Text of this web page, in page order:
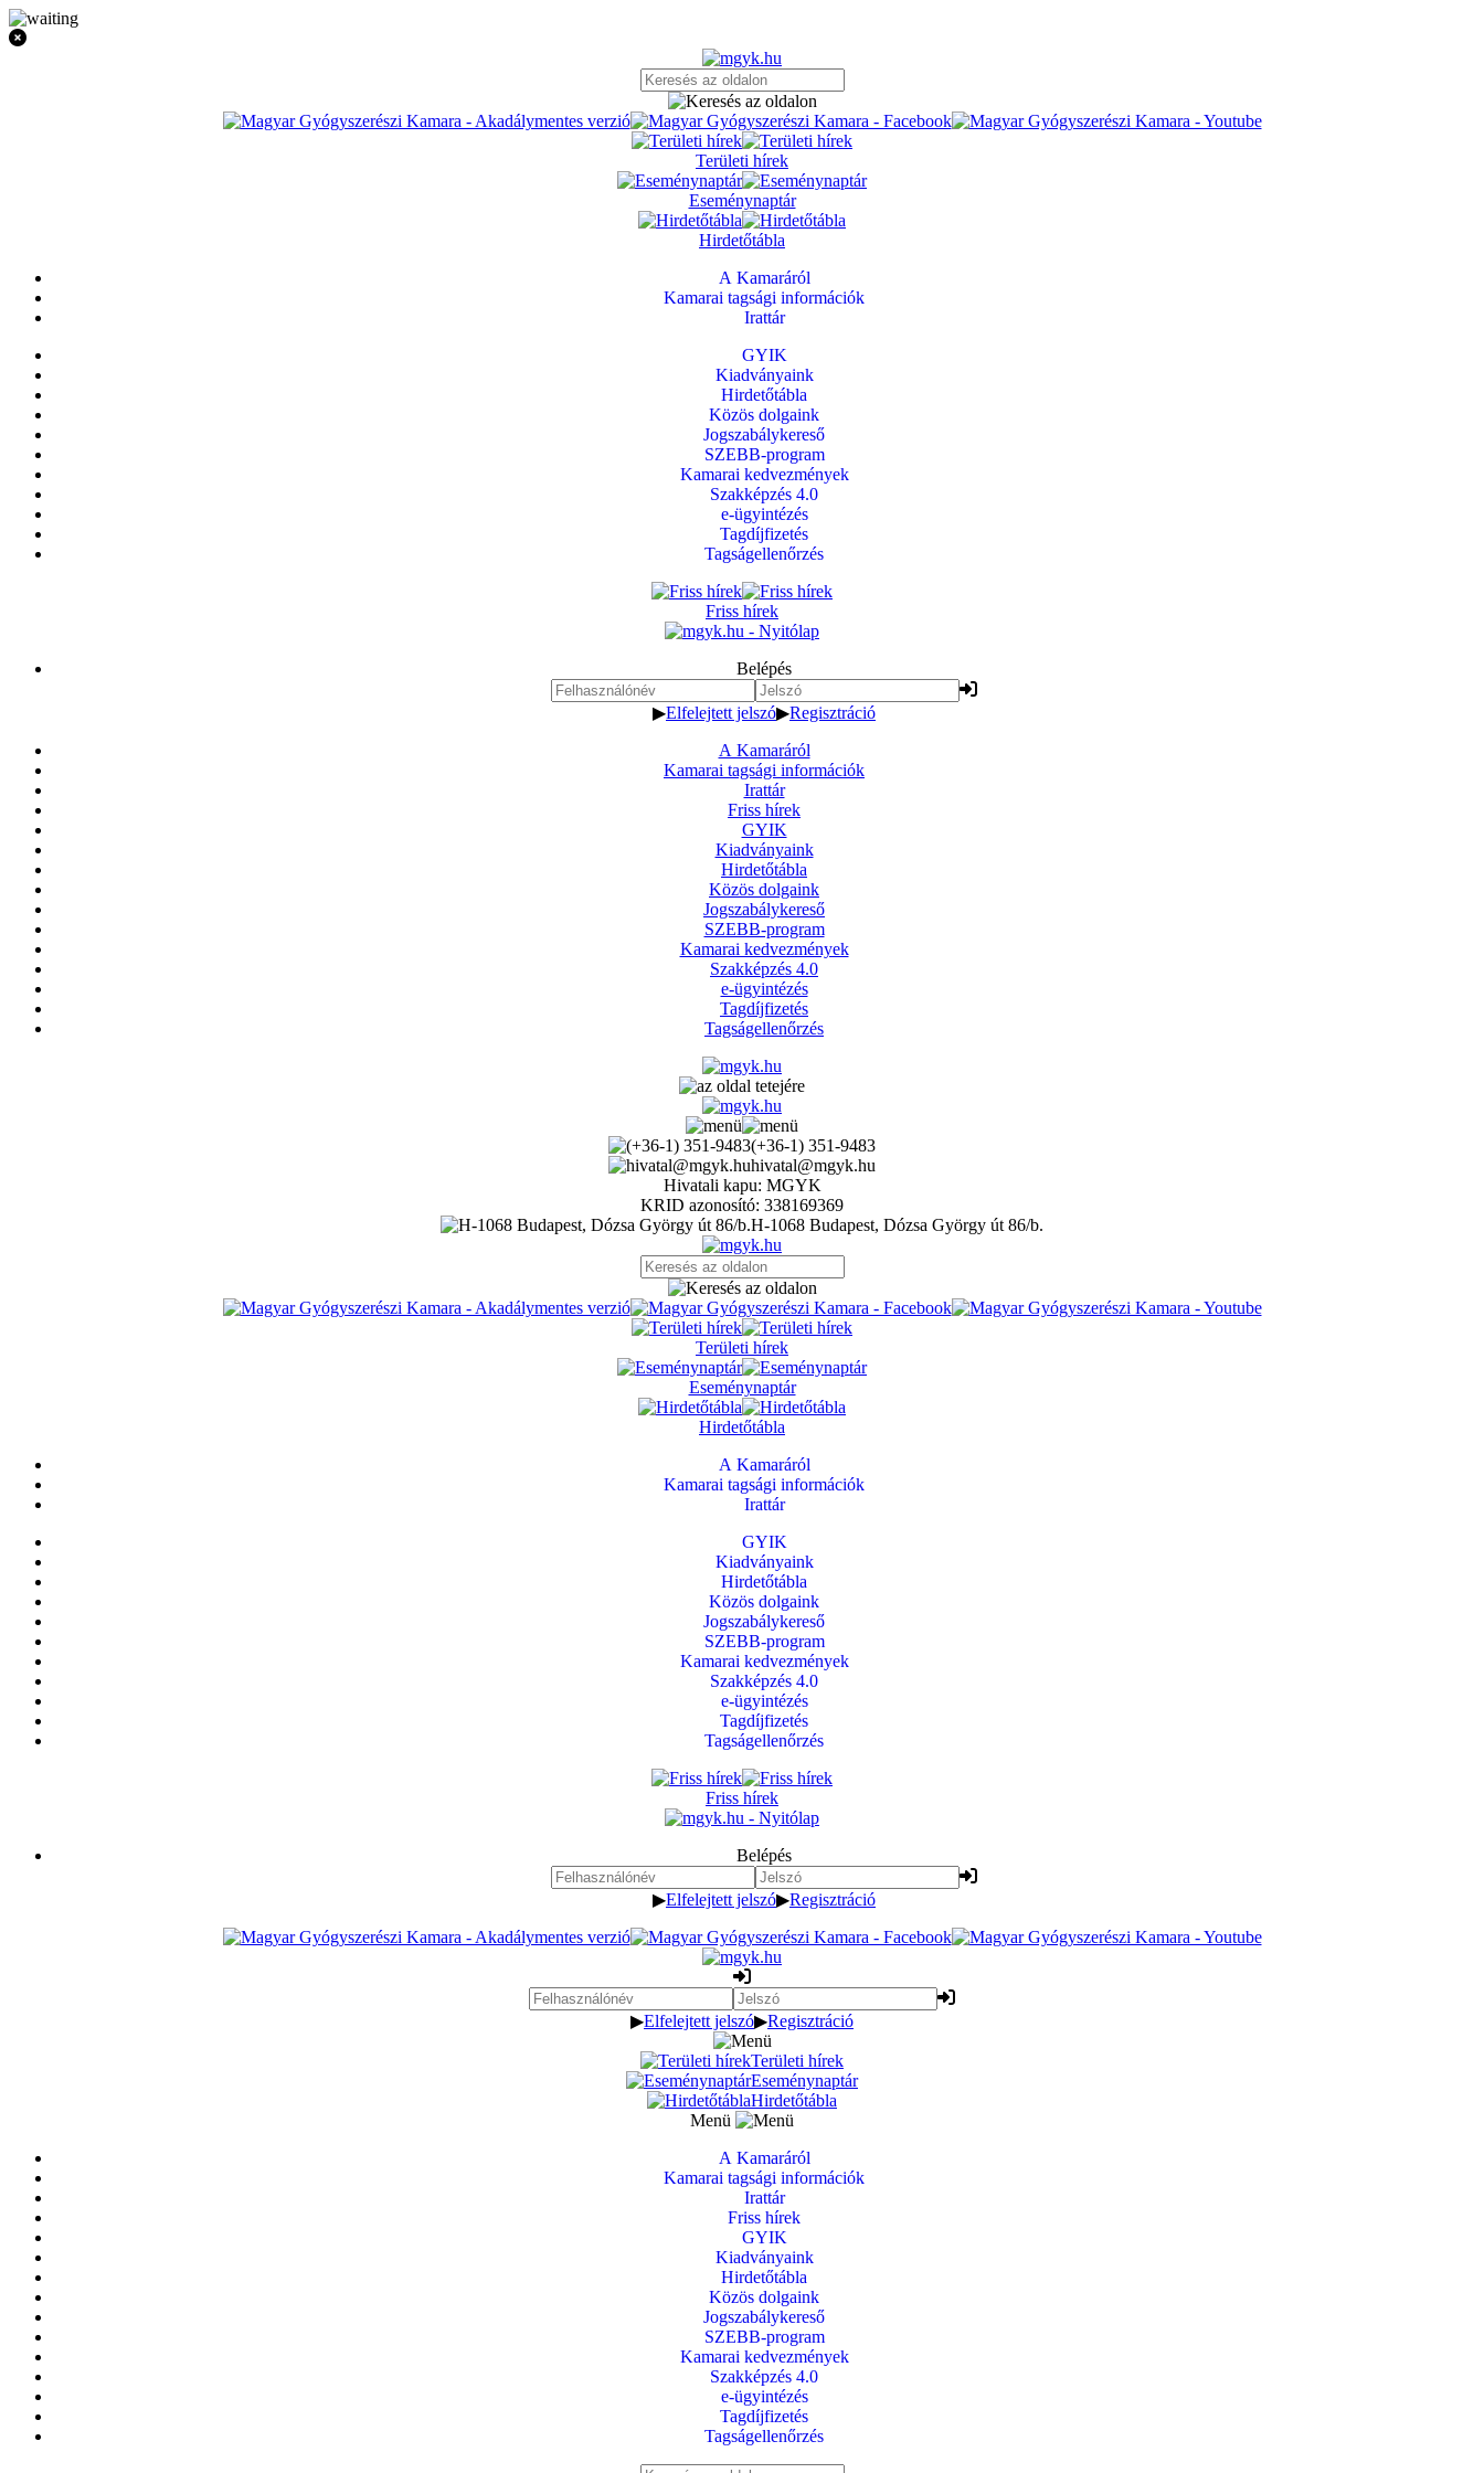
Területi hírek
Eseménynaptár
Hirdetőtábla
A Kamaráról
Kamarai tagsági információk
Irattár
GYIK
Kiadványaink
Hirdetőtábla
Közös dolgaink
Jogszabálykereső
SZEBB-program
Kamarai kedvezmények
Szakképzés 4.0
e-ügyintézés
Tagdíjfizetés
Tagságellenőrzés
Friss hírek
Belépés
▶Elfelejtett jelszó▶Regisztráció
A Kamaráról
Kamarai tagsági információk
Irattár
Friss hírek
GYIK
Kiadványaink
Hirdetőtábla
Közös dolgaink
Jogszabálykereső
SZEBB-program
Kamarai kedvezmények
Szakképzés 4.0
e-ügyintézés
Tagdíjfizetés
Tagságellenőrzés
(+36-1) 351-9483
hivatal@mgyk.hu
Hivatali kapu: MGYK
KRID azonosító: 338169369
H-1068 Budapest, Dózsa György út 86/b.
Területi hírek
Eseménynaptár
Hirdetőtábla
A Kamaráról
Kamarai tagsági információk
Irattár
GYIK
Kiadványaink
Hirdetőtábla
Közös dolgaink
Jogszabálykereső
SZEBB-program
Kamarai kedvezmények
Szakképzés 4.0
e-ügyintézés
Tagdíjfizetés
Tagságellenőrzés
Friss hírek
Belépés
▶Elfelejtett jelszó▶Regisztráció
▶Elfelejtett jelszó▶Regisztráció
Területi hírek
Eseménynaptár
Hirdetőtábla
Menü
A Kamaráról
Kamarai tagsági információk
Irattár
Friss hírek
GYIK
Kiadványaink
Hirdetőtábla
Közös dolgaink
Jogszabálykereső
SZEBB-program
Kamarai kedvezmények
Szakképzés 4.0
e-ügyintézés
Tagdíjfizetés
Tagságellenőrzés